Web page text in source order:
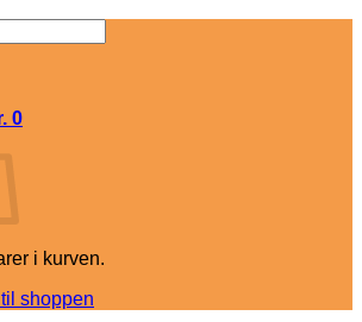
0
i kurven.
shoppen